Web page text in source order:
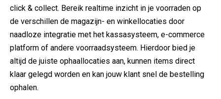
click & collect. Bereik realtime inzicht in je voorraden op
de verschillen de magazijn- en winkellocaties door
naadloze integratie met het kassasysteem, e-commerce
platform of andere voorraadsysteem. Hierdoor bied je
altijd de juiste ophaallocaties aan, kunnen items direct
klaar gelegd worden en kan jouw klant snel de bestelling
ophalen.